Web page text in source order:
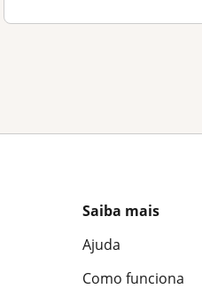
Saiba mais
Ajuda
Como funciona